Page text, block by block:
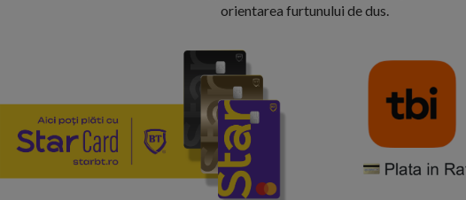
orientarea furtunului de dus.